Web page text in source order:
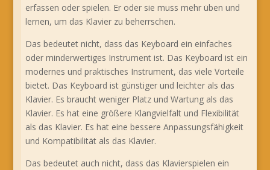
erfassen oder spielen. Er oder sie muss mehr üben und
lernen, um das Klavier zu beherrschen.
Das bedeutet nicht, dass das Keyboard ein einfaches
oder minderwertiges Instrument ist. Das Keyboard ist ein
modernes und praktisches Instrument, das viele Vorteile
bietet. Das Keyboard ist günstiger und leichter als das
Klavier. Es braucht weniger Platz und Wartung als das
Klavier. Es hat eine größere Klangvielfalt und Flexibilität
als das Klavier. Es hat eine bessere Anpassungsfähigkeit
und Kompatibilität als das Klavier.
Das bedeutet auch nicht, dass das Klavierspielen ein